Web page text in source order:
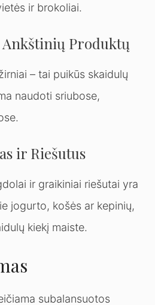
ir brokoliai.
Produktų
– tai puikūs skaidulų
naudoti sriubose,
ir Riešutus
ir graikiniai riešutai yra
jogurto, košės ar kepinių,
kiekį maiste.
subalansuotos